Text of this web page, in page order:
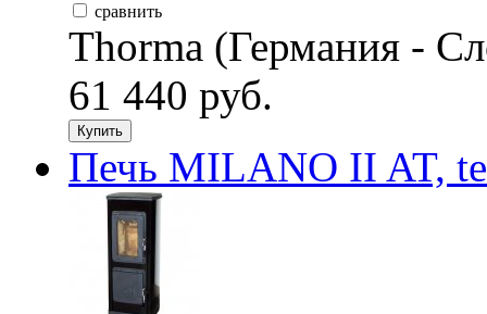
сравнить
Thorma (Германия -
61 440 руб.
Купить
Печь MILANO II AT,